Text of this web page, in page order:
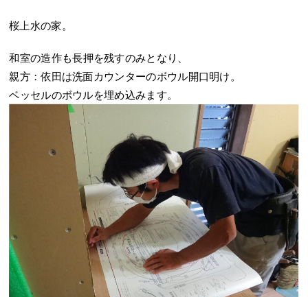
桜上水の家。
和室の造作も長押を残すのみとなり、
親方：依田は洗面カウンターのボウル開口明け。
ベッセルのボウルを埋め込みます。